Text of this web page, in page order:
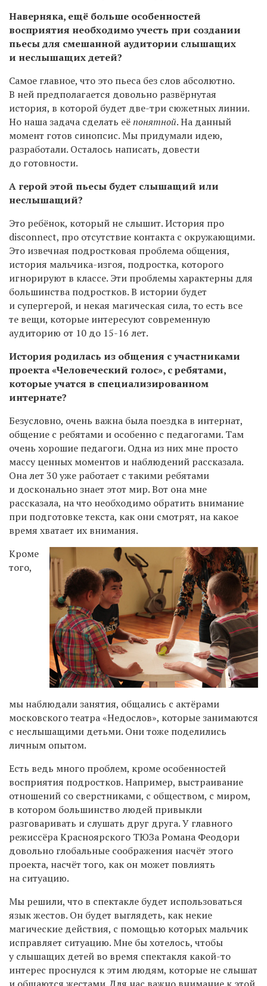
Наверняка, ещё больше особенностей
восприятия необходимо учесть при создании
пьесы для смешанной аудитории слышащих
и неслышащих детей?
Самое главное, что это пьеса без слов абсолютно.
В ней предполагается довольно развёрнутая
история, в которой будет две-три сюжетных линии.
Но наша задача сделать еёпонятной. На данный
момент готов синопсис. Мы придумали идею,
разработали. Осталось написать, довести
до готовности.
А герой этой пьесы будет слышащий или
неслышащий?
Это ребёнок, который не слышит. История про
disconnect, про отсутствие контакта с окружающими.
Это извечная подростковая проблема общения,
история мальчика-изгоя, подростка, которого
игнорируют в классе. Эти проблемы характерны для
большинства подростков. В истории будет
и супергерой, и некая магическая сила, то есть все
те вещи, которые интересуют современную
аудиторию от 10 до 15-16 лет.
История родилась из общения с участниками
проекта «Человеческий голос», с ребятами,
которые учатся в специализированном
интернате?
Безусловно, очень важна была поездка в интернат,
общение с ребятами и особенно с педагогами. Там
очень хорошие педагоги. Одна из них мне просто
массу ценных моментов и наблюдений рассказала.
Она лет 30 уже работает с такими ребятами
и досконально знает этот мир. Вот она мне
рассказала, на что необходимо обратить внимание
при подготовке текста, как они смотрят, на какое
время хватает их внимания.
Кроме
того,
мы наблюдали занятия, общались с актёрами
московского театра «Недослов», которые занимаются
с неслышащими детьми. Они тоже поделились
личным опытом.
Есть ведь много проблем, кроме особенностей
восприятия подростков. Например, выстраивание
отношений со сверстниками, с обществом, с миром,
в котором большинство людей привыкли
разговаривать и слушать друг друга. У главного
режиссёра Красноярского ТЮЗа Романа Феодори
довольно глобальные соображения насчёт этого
проекта, насчёт того, как он может повлиять
на ситуацию.
Мы решили, что в спектакле будет использоваться
язык жестов. Он будет выглядеть, как некие
магические действия, с помощью которых мальчик
исправляет ситуацию. Мне бы хотелось, чтобы
у слышащих детей во время спектакля какой-то
интерес проснулся к этим людям, которые не слышат
и общаются жестами. Для нас важно внимание к этой